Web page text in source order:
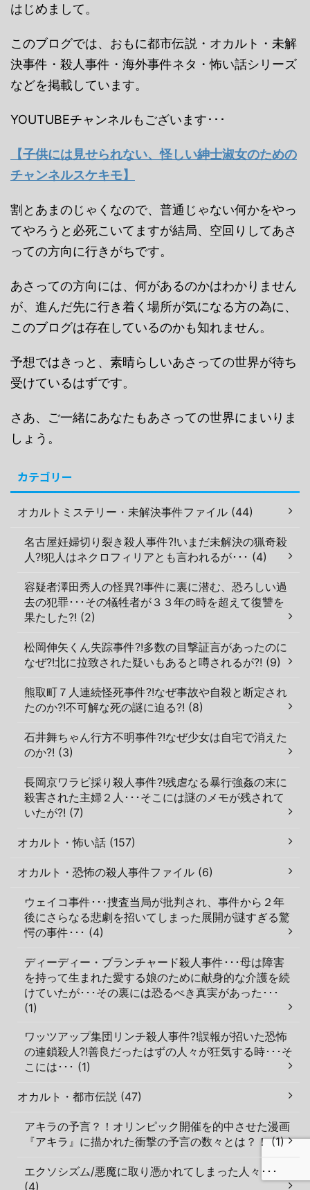
はじめまして。
このブログでは、おもに都市伝説・オカルト・未解
決事件・殺人事件・海外事件ネタ・怖い話シリーズ
などを掲載しています。
YOUTUBEチャンネルもございます･･･
【子供には見せられない、怪しい紳士淑女のための
チャンネルスケキモ】
割とあまのじゃくなので、普通じゃない何かをやっ
てやろうと必死こいてますが結局、空回りしてあさ
っての方向に行きがちです。
あさっての方向には、何があるのかはわかりません
が、進んだ先に行き着く場所が気になる方の為に、
このブログは存在しているのかも知れません。
予想ではきっと、素晴らしいあさっての世界が待ち
受けているはずです。
さあ、ご一緒にあなたもあさっての世界にまいりま
しょう。
カテゴリー
オカルトミステリー・未解決事件ファイル (44)
名古屋妊婦切り裂き殺人事件?!いまだ未解決の猟奇殺
人?!犯人はネクロフィリアとも言われるが･･･ (4)
容疑者澤田秀人の怪異?!事件に裏に潜む、恐ろしい過
去の犯罪･･･その犠牲者が３３年の時を超えて復讐を
果たした?! (2)
松岡伸矢くん失踪事件?!多数の目撃証言があったのに
なぜ?!北に拉致された疑いもあると噂されるが?! (9)
熊取町７人連続怪死事件?!なぜ事故や自殺と断定され
たのか?!不可解な死の謎に迫る?! (8)
石井舞ちゃん行方不明事件?!なぜ少女は自宅で消えた
のか?! (3)
長岡京ワラビ採り殺人事件?!残虐なる暴行強姦の末に
殺害された主婦２人･･･そこには謎のメモが残されて
いたが?! (7)
オカルト・怖い話 (157)
オカルト・恐怖の殺人事件ファイル (6)
ウェイコ事件･･･捜査当局が批判され、事件から２年
後にさらなる悲劇を招いてしまった展開が謎すぎる驚
愕の事件･･･ (4)
ディーディー・ブランチャード殺人事件･･･母は障害
を持って生まれた愛する娘のために献身的な介護を続
けていたが･･･その裏には恐るべき真実があった･･･
(1)
ワッツアップ集団リンチ殺人事件?!誤報が招いた恐怖
の連鎖殺人?!善良だったはずの人々が狂気する時･･･そ
こには･･･ (1)
オカルト・都市伝説 (47)
アキラの予言？！オリンピック開催を的中させた漫画
『アキラ』に描かれた衝撃の予言の数々とは？！ (1)
エクソシズム/悪魔に取り憑かれてしまった人々･･･
(4)